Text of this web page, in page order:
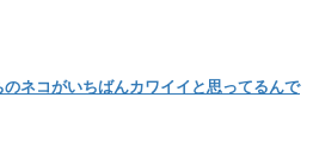
ネコがいちばんカワイイと思ってるんで